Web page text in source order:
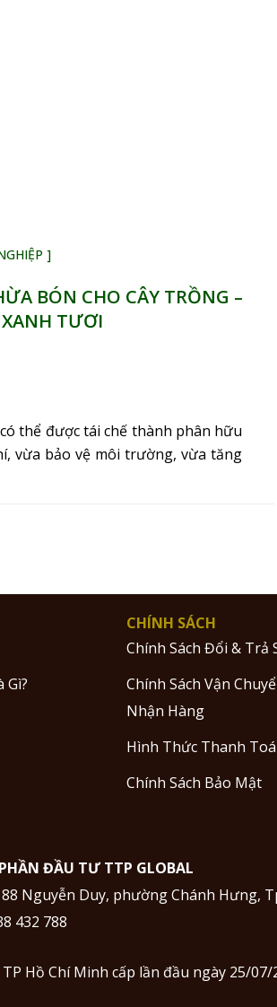
]
BÓN CHO CÂY TRỒNG –
TƯƠI
thể được tái chế thành phân hữu
vừa bảo vệ môi trường, vừa tăng
Gì?
CHÍNH SÁCH
Chính Sách Đổi & Trả
Chính Sách Vận
Nhận Hàng
Hình Thức Thanh
Chính Sách Bảo Mật
ĐẦU TƯ TTP GLOBAL
Nguyễn Duy, phường Chánh Hưng,
432 788
Hồ Chí Minh cấp lần đầu ngày 25/07/